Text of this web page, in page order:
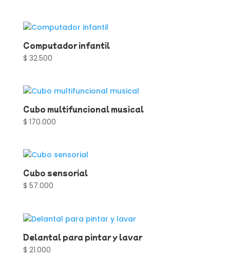
Computador infantil
$ 32.500
Cubo multifuncional musical
$ 170.000
Cubo sensorial
$ 57.000
Delantal para pintar y lavar
$ 21.000